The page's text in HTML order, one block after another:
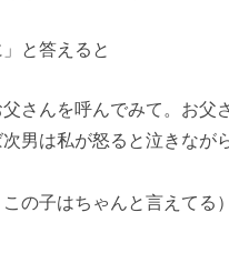
」と答えると
父さんを呼んでみて。お父
次男は私が怒ると泣きなが
の子はちゃんと言えてる）